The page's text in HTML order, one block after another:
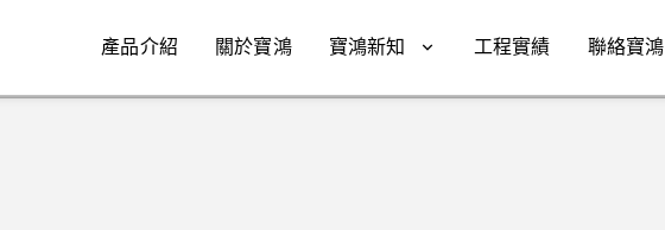
產品介紹 關於寶鴻 寶鴻新知 工程實績 聯絡寶鴻